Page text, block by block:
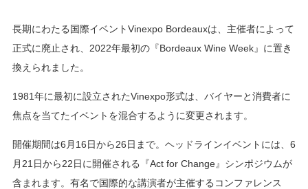
長期にわたる国際イベントVinexpo Bordeauxは、主催者によって
正式に廃止され、2022年最初の『Bordeaux Wine Week』に置き
換えられました。
1981年に最初に設立されたVinexpo形式は、バイヤーと消費者に
焦点を当てたイベントを混合するように変更されます。
開催期間は6月16日から26日まで。ヘッドラインイベントには、6
月21日から22日に開催される『Act for Change』シンポジウムが
含まれます。有名で国際的な講演者が主催するコンファレンス